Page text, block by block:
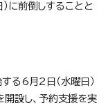
に前倒しすることと
る6月2日（水曜日）
開設し、予約支援を実